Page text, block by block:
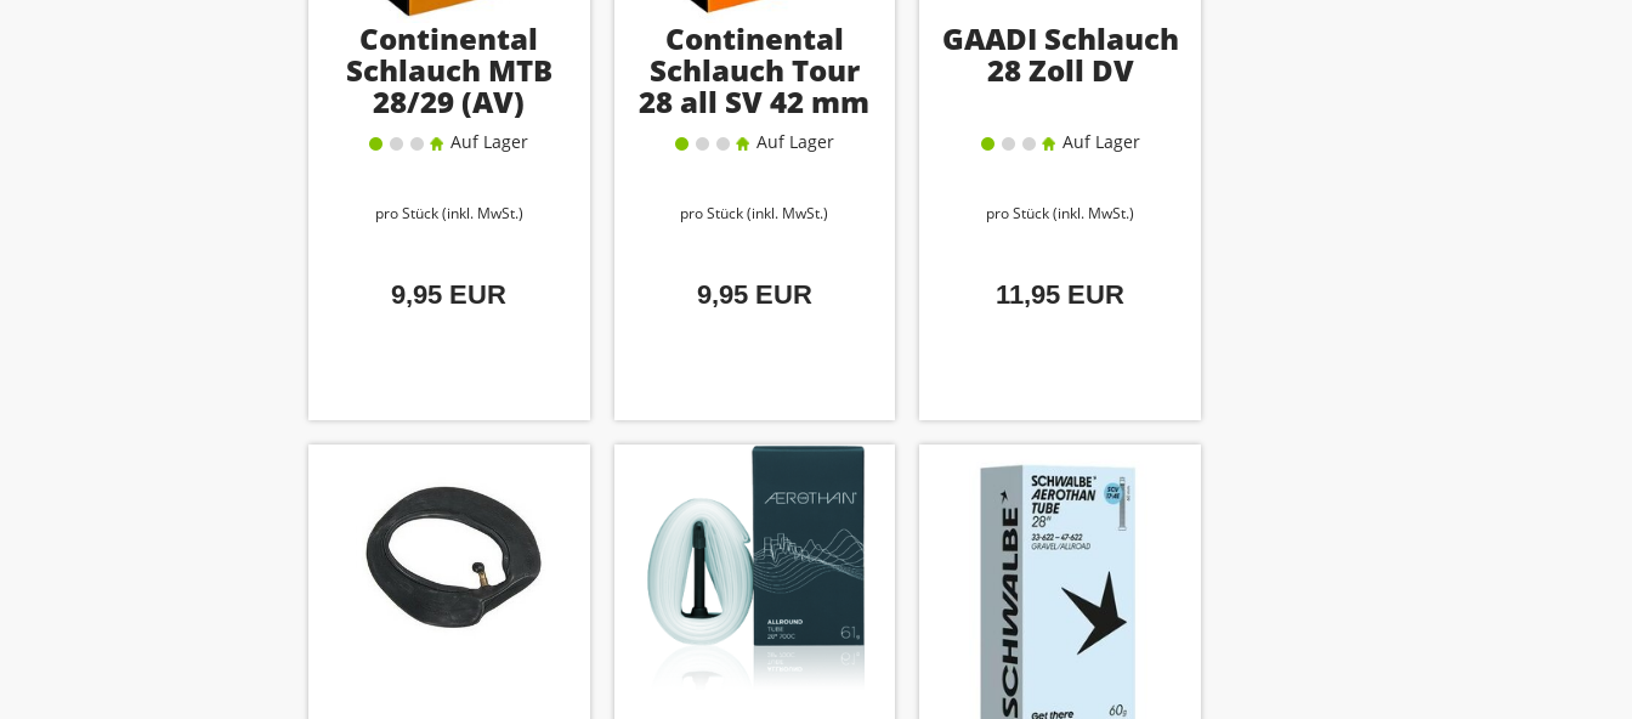
Continental
Schlauch MTB
28/29 (AV)
Auf Lager
pro Stück (inkl. MwSt.)
9,95 EUR
Continental
Schlauch Tour
28 all SV 42 mm
Auf Lager
pro Stück (inkl. MwSt.)
9,95 EUR
GAADI Schlauch
28 Zoll DV
Auf Lager
pro Stück (inkl. MwSt.)
11,95 EUR